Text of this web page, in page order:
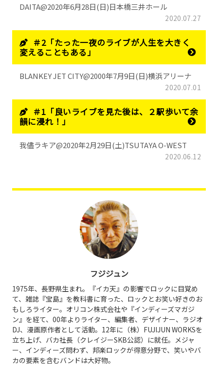
DAITA@2020年6月28日(日)日本橋三井ホール
2020.07.27
＃2「たった一夜のライブが人生を大きく
変えることもある」
BLANKEY JET CITY@2000年7月9日(日)横浜アリーナ
2020.07.01
＃1「良いライブを見た後は、２駅歩いて余
韻に浸れ！」
我儘ラキア@2020年2月29日(土)TSUTAYA O-WEST
2020.06.12
フジジュン
1975年、長野県生まれ。『イカ天』の影響でロックに目覚め
て、雑誌『宝島』を教科書に育った、ロックとお笑い好きのお
もしろライター。オリコン株式会社や『インディーズマガジ
ン』を経て、00年よりライター、編集者、デザイナー、ラジオ
DJ、漫画原作者として活動。12年に（株）FUJIJUN WORKSを
立ち上げ、バカ社長（クレイジーSKB公認）に就任。メジャ
ー、インディーズ問わず、邦楽ロックが得意分野で、笑いやバ
カの要素を含むバンドは大好物。